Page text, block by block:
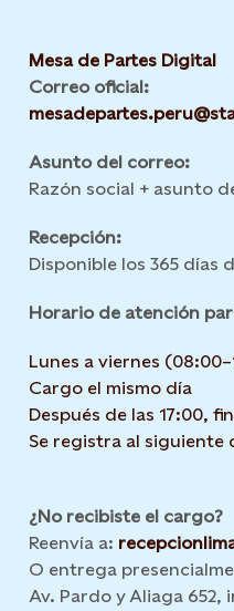
Mesa de Partes Digital
Correo oficial:
Asunto del correo:
Razón social + asunto
Recepción:
Disponible los 365 días
Horario de atención
Lunes a viernes
Cargo el mismo día
Después de las 17:00,
Se registra al siguiente
¿No recibiste el cargo?
Reenvía a:
O entrega
Av. Pardo y Aliaga 652,